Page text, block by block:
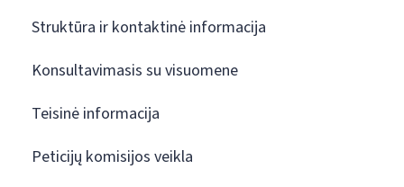
Struktūra ir kontaktinė informacija
Konsultavimasis su visuomene
Teisinė informacija
Peticijų komisijos veikla